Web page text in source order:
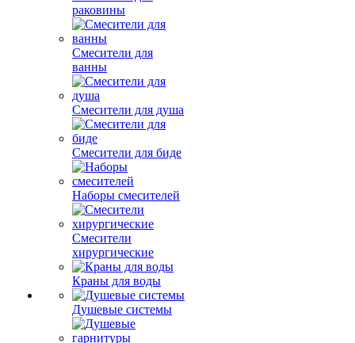
раковины
Смесители для
ванны
Смесители для душа
Смесители для биде
Наборы смесителей
Смесители
хирургические
Краны для воды
Душевые системы